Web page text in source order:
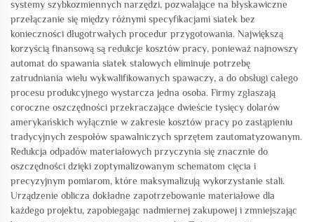
systemy szybkozmiennych narzędzi, pozwalające na błyskawiczne
przełączanie się między różnymi specyfikacjami siatek bez
konieczności długotrwałych procedur przygotowania. Największą
korzyścią finansową są redukcje kosztów pracy, ponieważ najnowszy
automat do spawania siatek stalowych eliminuje potrzebę
zatrudniania wielu wykwalifikowanych spawaczy, a do obsługi całego
procesu produkcyjnego wystarcza jedna osoba. Firmy zgłaszają
coroczne oszczędności przekraczające dwieście tysięcy dolarów
amerykańskich wyłącznie w zakresie kosztów pracy po zastąpieniu
tradycyjnych zespołów spawalniczych sprzętem zautomatyzowanym.
Redukcja odpadów materiałowych przyczynia się znacznie do
oszczędności dzięki zoptymalizowanym schematom cięcia i
precyzyjnym pomiarom, które maksymalizują wykorzystanie stali.
Urządzenie oblicza dokładne zapotrzebowanie materiałowe dla
każdego projektu, zapobiegając nadmiernej zakupowej i zmniejszając